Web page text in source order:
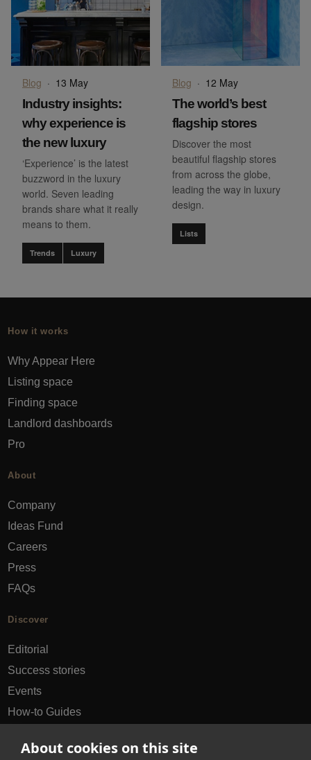
About cookies on this site
Blog · 13 May
Industry insights:
why experience is
the new luxury
‘Experience’ is the latest
buzzword in the luxury
world. Seven leading
brands share what it really
means to them.
Trends Luxury
Blog · 12 May
The world’s best
flagship stores
Discover the most
beautiful flagship stores
from across the globe,
leading the way in luxury
design.
Lists
How it works
Why Appear Here
Listing space
Finding space
Landlord dashboards
Pro
About
Company
Ideas Fund
Careers
Press
FAQs
Discover
Editorial
Success stories
Events
How-to Guides